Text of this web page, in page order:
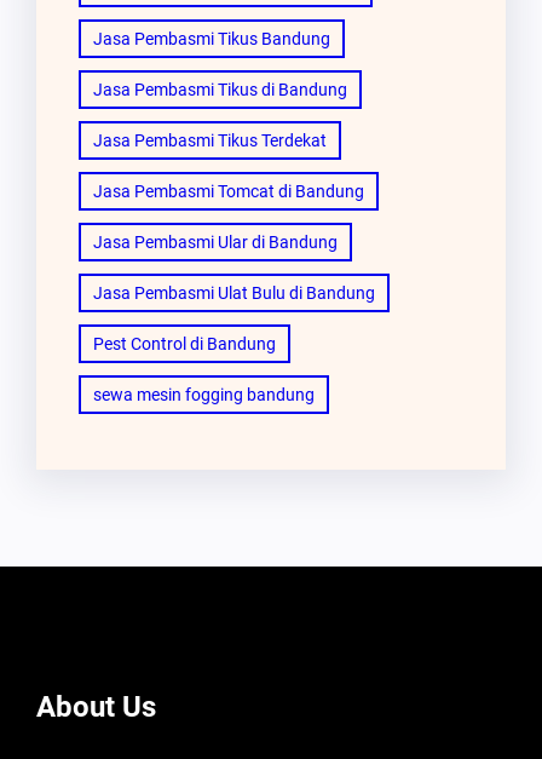
Jasa Pembasmi Tikus Bandung
Jasa Pembasmi Tikus di Bandung
Jasa Pembasmi Tikus Terdekat
Jasa Pembasmi Tomcat di Bandung
Jasa Pembasmi Ular di Bandung
Jasa Pembasmi Ulat Bulu di Bandung
Pest Control di Bandung
sewa mesin fogging bandung
About Us